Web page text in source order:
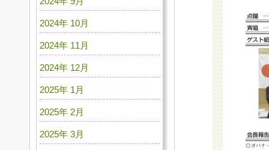
2024年 10月
2024年 11月
2024年 12月
2025年 1月
2025年 2月
2025年 3月